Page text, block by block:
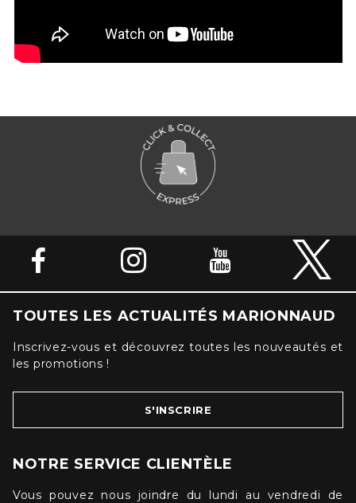
TOUTES LES ACTUALITÉS MARIONNAUD
Inscrivez-vous et découvrez toutes les nouveautés et
les promotions !
S'INSCRIRE
NOTRE SERVICE CLIENTÈLE
Vous pouvez nous joindre du lundi au vendredi de